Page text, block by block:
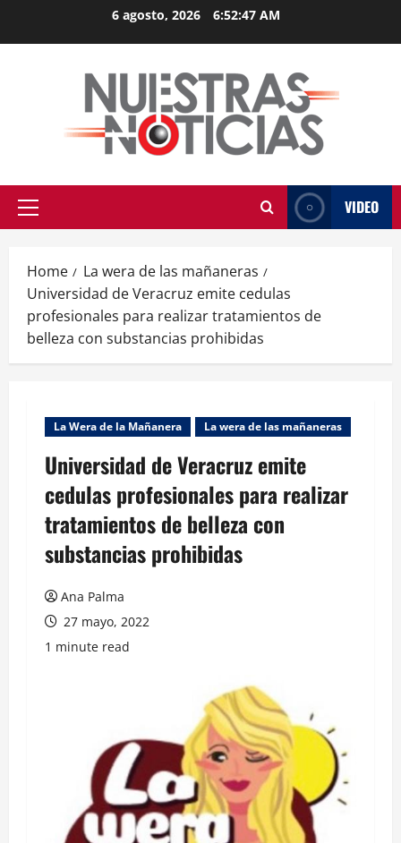
6 agosto, 2026 6:52:48 AM
Primary
VIDEO
Home
La wera de las mañaneras
Universidad de Veracruz emite cedulas
profesionales para realizar tratamientos de
belleza con substancias prohibidas
La Wera de la Mañanera La wera de las mañaneras
Universidad de Veracruz emite
cedulas profesionales para realizar
tratamientos de belleza con
substancias prohibidas
Ana Palma
27 mayo, 2022
1 minute read